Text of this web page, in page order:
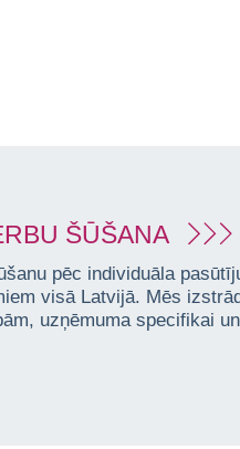
ŠŪŠANA
pēc individuāla
visā Latvijā. Mēs
uzņēmuma specifikai